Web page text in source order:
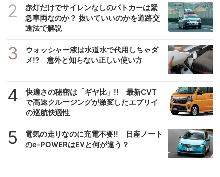
2
赤灯だけでサイレンなしのパトカーは緊
急車両なのか？ 抜いていいのかを道路交
通法で解説
3
ウォッシャー液は水道水で代用しちゃダ
メ!? 意外と知らない正しい使い方
4
快適さの秘密は「ギヤ比」!! 最新CVT
で高速クルージングが激変したエブリイ
の巡航快適性
5
電気の走りなのに充電不要!! 日産ノート
のe-POWERはEVと何が違う？